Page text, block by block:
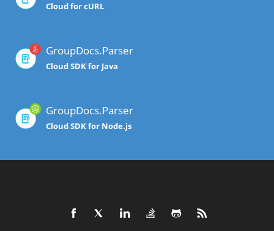
Cloud for cURL
GroupDocs.Parser
Cloud SDK for Java
GroupDocs.Parser
Cloud SDK for Node.js